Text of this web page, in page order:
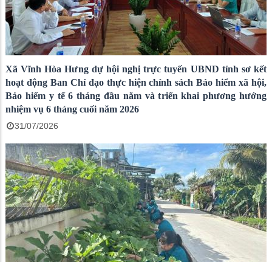
Xã Vĩnh Hòa Hưng dự hội nghị trực tuyến UBND tỉnh sơ kết
hoạt động Ban Chỉ đạo thực hiện chính sách Bảo hiểm xã hội,
Bảo hiểm y tế 6 tháng đầu năm và triển khai phương hướng
nhiệm vụ 6 tháng cuối năm 2026
31/07/2026